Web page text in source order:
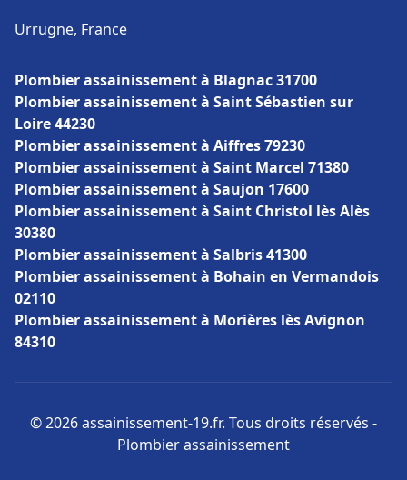
Urrugne, France
Plombier assainissement à Blagnac 31700
Plombier assainissement à Saint Sébastien sur
Loire 44230
Plombier assainissement à Aiffres 79230
Plombier assainissement à Saint Marcel 71380
Plombier assainissement à Saujon 17600
Plombier assainissement à Saint Christol lès Alès
30380
Plombier assainissement à Salbris 41300
Plombier assainissement à Bohain en Vermandois
02110
Plombier assainissement à Morières lès Avignon
84310
© 2026 assainissement-19.fr. Tous droits réservés -
Plombier assainissement